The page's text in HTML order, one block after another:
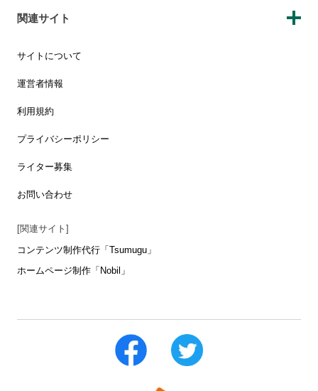
関連サイト
サイトについて
運営者情報
利用規約
プライバシーポリシー
ライター募集
お問い合わせ
[関連サイト]
コンテンツ制作代行「Tsumugu」
ホームページ制作「Nobil」